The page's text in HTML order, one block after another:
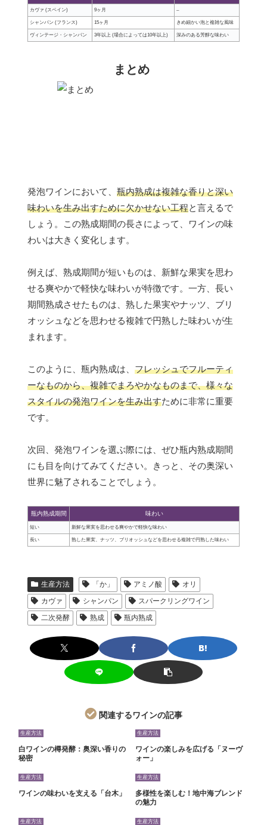
カヴァ (スペイン) 9ヶ月 –
シャンパン (フランス) 15ヶ月 きめ細かい泡と複雑な風味
ヴィンテージ・シャンパン 3年以上 (場合によっては10年以上) 深みのある芳醇な味わい
まとめ
発泡ワインにおいて、 瓶内熟成は複雑な香りと深い
味わいを生み出すために欠かせない工程と言えるで
しょう。この熟成期間の長さによって、ワインの味
わいは大きく変化します。
例えば、熟成期間が短いものは、新鮮な果実を思わ
せる爽やかで軽快な味わいが特徴です。一方、長い
期間熟成させたものは、熟した果実やナッツ、ブリ
オッシュなどを思わせる複雑で円熟した味わいが生
まれます。
このように、瓶内熟成は、 フレッシュでフルーティ
ーなものから、複雑でまろやかなものまで、様々な
スタイルの発泡ワインを生み出すために非常に重要
です。
次回、発泡ワインを選ぶ際には、ぜひ瓶内熟成期間
にも目を向けてみてください。きっと、その奥深い
世界に魅了されることでしょう。
瓶内熟成期間 味わい
短い 新鮮な果実を思わせる爽やかで軽快な味わい
長い 熟した果実、ナッツ、ブリオッシュなどを思わせる複雑で円熟した味わい
生産方法 「か」 アミノ酸
オリ
カヴァ
シャンパン
スパークリングワイン
二次発酵
熟成 瓶内熟成
関連するワインの記事
生産方法
白ワインの樽発酵：奥深い香りの
秘密
生産方法
ワインの楽しみを広げる「ヌーヴ
ォー」
生産方法
ワインの味わいを支える「台木」
生産方法
多様性を楽しむ！地中海ブレンド
の魅力
生産方法 生産方法